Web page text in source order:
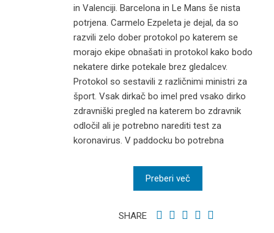
in Valenciji. Barcelona in Le Mans še nista
potrjena. Carmelo Ezpeleta je dejal, da so
razvili zelo dober protokol po katerem se
morajo ekipe obnašati in protokol kako bodo
nekatere dirke potekale brez gledalcev.
Protokol so sestavili z različnimi ministri za
šport. Vsak dirkač bo imel pred vsako dirko
zdravniški pregled na katerem bo zdravnik
odločil ali je potrebno narediti test za
koronavirus. V paddocku bo potrebna
Preberi več
SHARE